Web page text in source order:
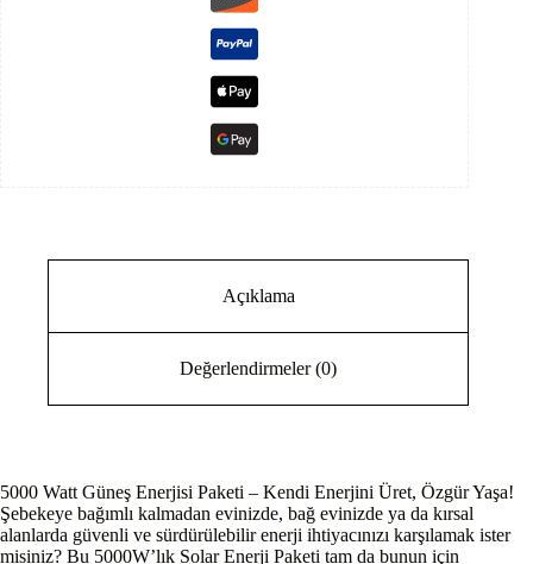
Açıklama
Değerlendirmeler (0)
5000 Watt Güneş Enerjisi Paketi – Kendi Enerjini Üret, Özgür Yaşa!
Şebekeye bağımlı kalmadan evinizde, bağ evinizde ya da kırsal
alanlarda güvenli ve sürdürülebilir enerji ihtiyacınızı karşılamak ister
misiniz? Bu 5000W’lık Solar Enerji Paketi tam da bunun için